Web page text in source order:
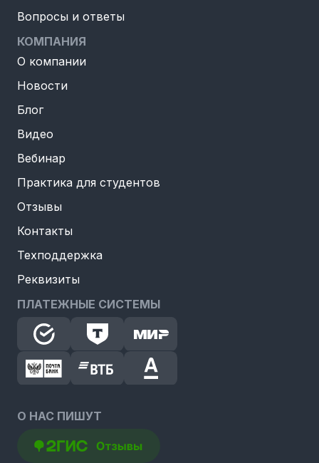
Вопросы и ответы
КОМПАНИЯ
О компании
Новости
Блог
Видео
Вебинар
Практика для студентов
Отзывы
Контакты
Техподдержка
Реквизиты
ПЛАТЕЖНЫЕ СИСТЕМЫ
О НАС ПИШУТ